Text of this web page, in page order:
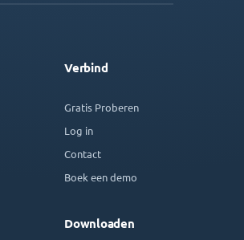
Verbind
Gratis Proberen
Log in
Contact
Boek een demo
Downloaden